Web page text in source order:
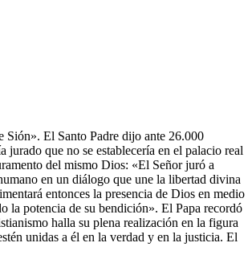
Sión». El Santo Padre dijo ante 26.000
jurado que no se establecería en el palacio real
del mismo Dios: «El Señor juró a
en un diálogo que une la libertad divina
entonces la presencia de Dios en medio
la potencia de su bendición». El Papa recordó
halla su plena realización en la figura
unidas a él en la verdad y en la justicia. El